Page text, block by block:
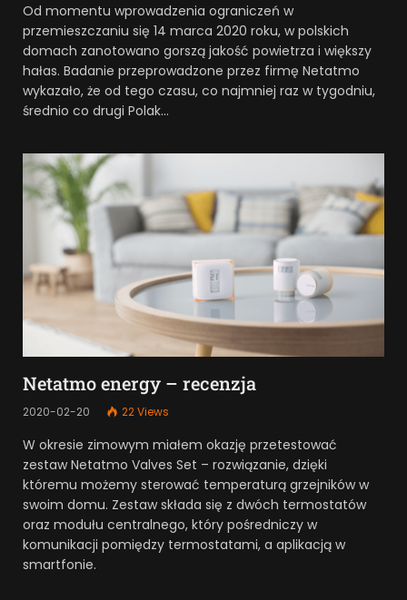
Od momentu wprowadzenia ograniczeń w
przemieszczaniu się 14 marca 2020 roku, w polskich
domach zanotowano gorszą jakość powietrza i większy
hałas. Badanie przeprowadzone przez firmę Netatmo
wykazało, że od tego czasu, co najmniej raz w tygodniu,
średnio co drugi Polak…
Netatmo energy – recenzja
2020-02-20 22Views
W okresie zimowym miałem okazję przetestować
zestaw Netatmo Valves Set – rozwiązanie, dzięki
któremu możemy sterować temperaturą grzejników w
swoim domu. Zestaw składa się z dwóch termostatów
oraz modułu centralnego, który pośredniczy w
komunikacji pomiędzy termostatami, a aplikacją w
smartfonie.